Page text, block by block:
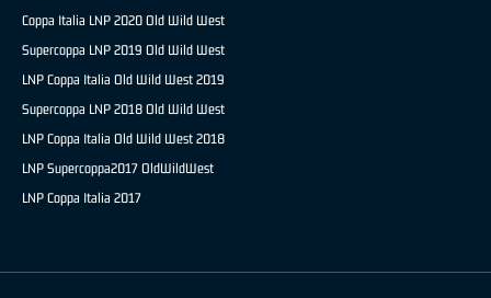
Coppa Italia LNP 2020 Old Wild West
Supercoppa LNP 2019 Old Wild West
LNP Coppa Italia Old Wild West 2019
Supercoppa LNP 2018 Old Wild West
LNP Coppa Italia Old Wild West 2018
LNP Supercoppa2017 OldWildWest
LNP Coppa Italia 2017